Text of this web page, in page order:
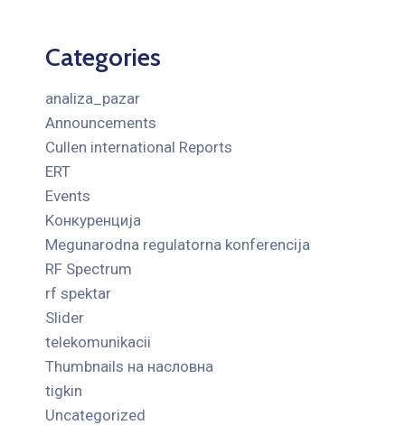
Categories
analiza_pazar
Announcements
Cullen international Reports
ERT
Events
Kонкуренција
Megunarodna regulatorna konferencija
RF Spectrum
rf spektar
Slider
telekomunikacii
Thumbnails на насловна
tigkin
Uncategorized